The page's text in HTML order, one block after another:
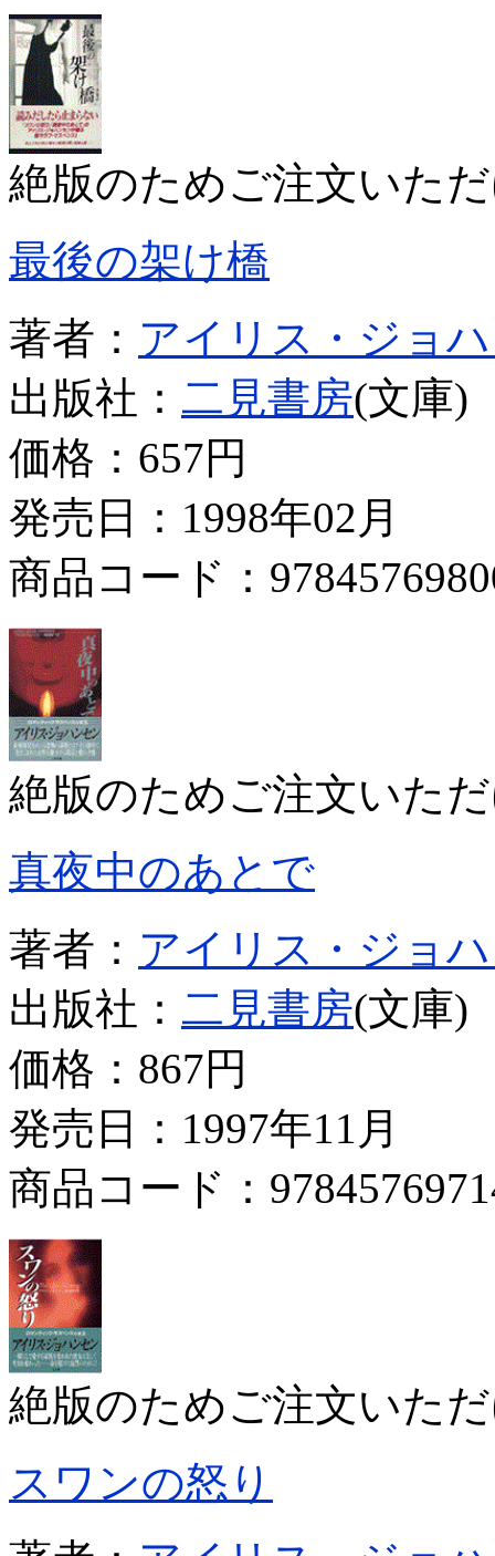
絶版のためご注文いた
最後の架け橋
著者： アイリス・ジョ
出版社： 二見書房(文庫)
価格： 657円
発売日：1998年02月
商品コード：
絶版のためご注文いた
真夜中のあとで
著者： アイリス・ジョ
出版社： 二見書房(文庫)
価格： 867円
発売日：1997年11月
商品コード：
絶版のためご注文いた
スワンの怒り